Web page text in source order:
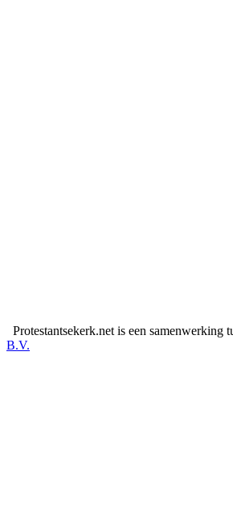
Protestantsekerk.net is een samenwerking
B.V.